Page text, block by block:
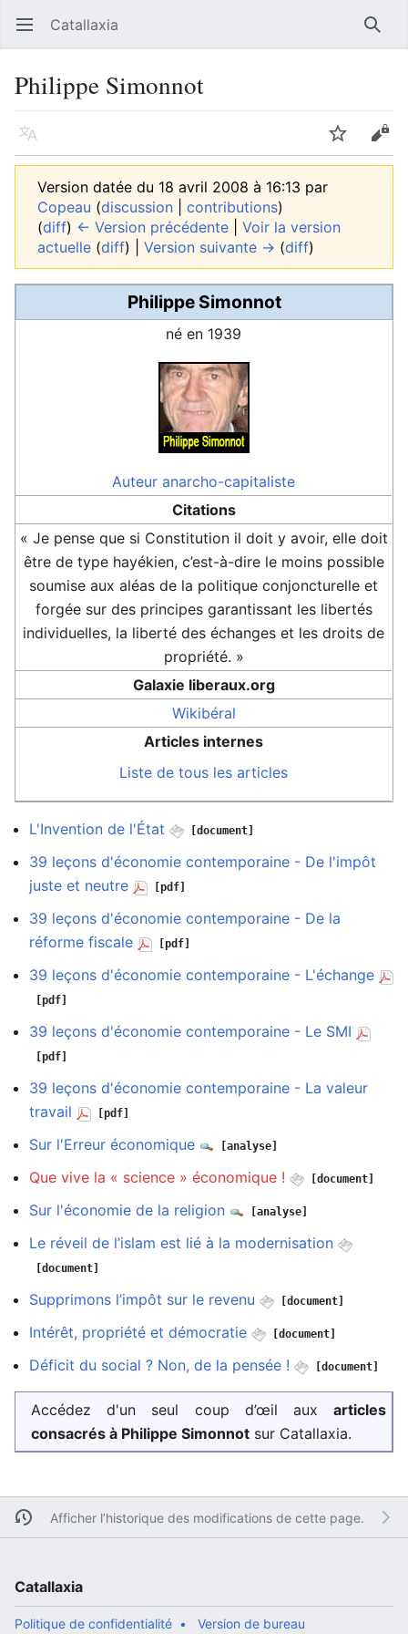
Ouvrir le menu principal Catallaxia
Philippe Simonnot
Langue Suivre
Version datée du 18 avril 2008 à 16:13 par
Copeau (discussion contributions)
(diff) ← Version précédente
Voir la version
actuelle (diff) | Version suivante → (diff)
Philippe Simonnot
né en 1939
Auteur anarcho-capitaliste
Citations
« Je pense que si Constitution il doit y avoir, elle doit
être de type hayékien, c’est-à-dire le moins possible
soumise aux aléas de la politique conjoncturelle et
forgée sur des principes garantissant les libertés
individuelles, la liberté des échanges et les droits de
propriété. »
Galaxie liberaux.org
Wikibéral
Articles internes
Liste de tous les articles
L'Invention de l'État [document]
39 leçons d'économie contemporaine - De l'impôt
juste et neutre
[pdf]
39 leçons d'économie contemporaine - De la
réforme fiscale
[pdf]
39 leçons d'économie contemporaine - L'échange
[pdf]
39 leçons d'économie contemporaine - Le SMI
[pdf]
39 leçons d'économie contemporaine - La valeur
travail
[pdf]
Sur l'Erreur économique [analyse]
Que vive la « science » économique ! [document]
Sur l'économie de la religion [analyse]
Le réveil de l’islam est lié à la modernisation
[document]
Supprimons l’impôt sur le revenu [document]
Intérêt, propriété et démocratie [document]
Déficit du social ? Non, de la pensée ! [document]
Accédez d'un seul coup d’œil aux articles
consacrés à Philippe Simonnot sur Catallaxia.
Afficher l’historique des modifications de cette page.
Catallaxia
Politique de confidentialité Version de bureau